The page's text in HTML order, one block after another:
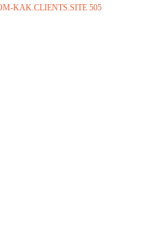
KAK.CLIENTS.SITE 505